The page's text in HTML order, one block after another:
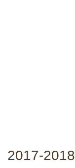
2017-